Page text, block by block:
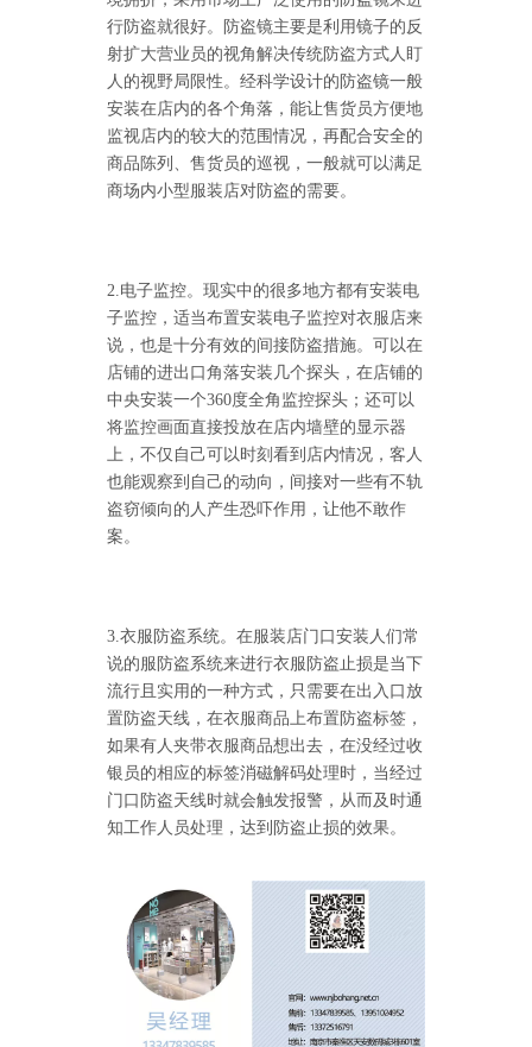
行防盗就很好。防盗镜主要是利用镜子的反
射扩大营业员的视角解决传统防盗方式人盯
人的视野局限性。经科学设计的防盗镜一般
安装在店内的各个角落，能让售货员方便地
监视店内的较大的范围情况，再配合安全的
商品陈列、售货员的巡视，一般就可以满足
商场内小型服装店对防盗的需要。
2.电子监控。现实中的很多地方都有安装电
子监控，适当布置安装电子监控对衣服店来
说，也是十分有效的间接防盗措施。可以在
店铺的进出口角落安装几个探头，在店铺的
中央安装一个360度全角监控探头；还可以
将监控画面直接投放在店内墙壁的显示器
上，不仅自己可以时刻看到店内情况，客人
也能观察到自己的动向，间接对一些有不轨
盗窃倾向的人产生恐吓作用，让他不敢作
案。
3.衣服防盗系统。在服装店门口安装人们常
说的服防盗系统来进行衣服防盗止损是当下
流行且实用的一种方式，只需要在出入口放
置防盗天线，在衣服商品上布置防盗标签，
如果有人夹带衣服商品想出去，在没经过收
银员的相应的标签消磁解码处理时，当经过
门口防盗天线时就会触发报警，从而及时通
知工作人员处理，达到防盗止损的效果。
怎么样购买适合的超市防盗门？多注意以下几点！[博航] 2020-12-03
RFID技术驱动的未来服装零售：自助式购物体验白皮书 2025-12-13
科技赋能快乐盛宴，南京博航硬核护航黄子弘凡鸟巢“OPEN WORLD”演唱会
博航RFID智慧解决方案赋能国家体育场（鸟巢） 以科技之力预祝2026年多场演唱会圆满成功 2026-03-06
智能仓储系统有哪些好处【博航】
智能防盗标签在服装行业的应用【博航】
智能防盗设备的运用【博航】
RFID防盗器系统在商超的应用
RFID与声磁防盗有什么区别呢？博航小编来解答【博航】